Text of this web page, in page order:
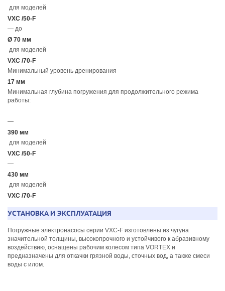
для моделей
VXC /50-F
— до
Ø 70 мм
для моделей
VXC /70-F
Минимальный уровень дренирования
17 мм
Минимальная глубина погружения для продолжительного режима
работы:
—
390 мм
для моделей
VXC /50-F
—
430 мм
для моделей
VXC /70-F
УСТАНОВКА И ЭКСПЛУАТАЦИЯ
Погружные электронасосы серии VXC-F изготовлены из чугуна
значительной толщины, высокопрочного и устойчивого к абразивному
воздействию, оснащены рабочим колесом типа VORTEX и
предназначены для откачки грязной воды, сточных вод, а также смеси
воды с илом.